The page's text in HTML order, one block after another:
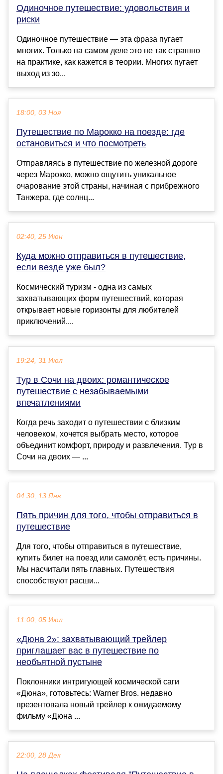
Одиночное путешествие: удовольствия и
риски
Одиночное путешествие — эта фраза пугает
многих. Только на самом деле это не так страшно
на практике, как кажется в теории. Многих пугает
выход из зо...
18:00, 03 Ноя
Путешествие по Марокко на поезде: где
остановиться и что посмотреть
Отправляясь в путешествие по железной дороге
через Марокко, можно ощутить уникальное
очарование этой страны, начиная с прибрежного
Танжера, где солнц...
02:40, 25 Июн
Куда можно отправиться в путешествие,
если везде уже был?
Космический туризм - одна из самых
захватывающих форм путешествий, которая
открывает новые горизонты для любителей
приключений....
19:24, 31 Июл
Тур в Сочи на двоих: романтическое
путешествие с незабываемыми
впечатлениями
Когда речь заходит о путешествии с близким
человеком, хочется выбрать место, которое
объединит комфорт, природу и развлечения. Тур в
Сочи на двоих — ...
04:30, 13 Янв
Пять причин для того, чтобы отправиться в
путешествие
Для того, чтобы отправиться в путешествие,
купить билет на поезд или самолёт, есть причины.
Мы насчитали пять главных. Путешествия
способствуют расши...
11:00, 05 Июл
«Дюна 2»: захватывающий трейлер
приглашает вас в путешествие по
необъятной пустыне
Поклонники интригующей космической саги
«Дюна», готовьтесь: Warner Bros. недавно
презентовала новый трейлер к ожидаемому
фильму «Дюна ...
22:00, 28 Дек